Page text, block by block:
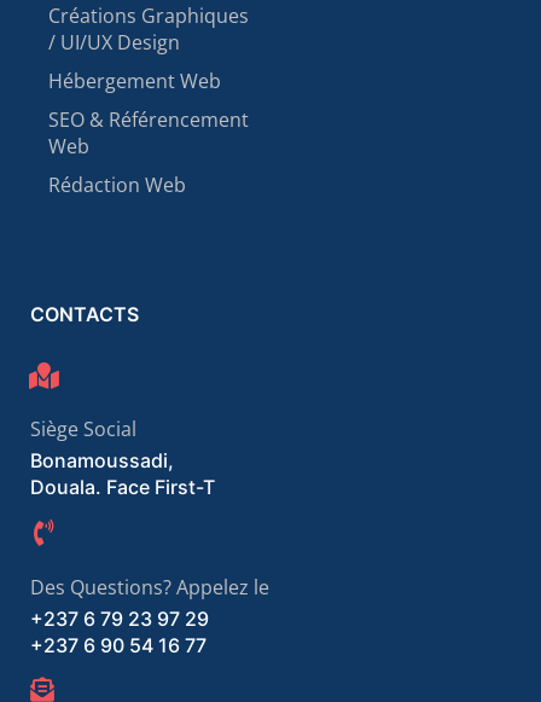
Créations Graphiques
/ UI/UX Design
Hébergement Web
SEO & Référencement
Web
Rédaction Web
CONTACTS
Siège Social
Bonamoussadi,
Douala. Face First-T
Des Questions? Appelez le
+237 6 79 23 97 29
+237 6 90 54 16 77